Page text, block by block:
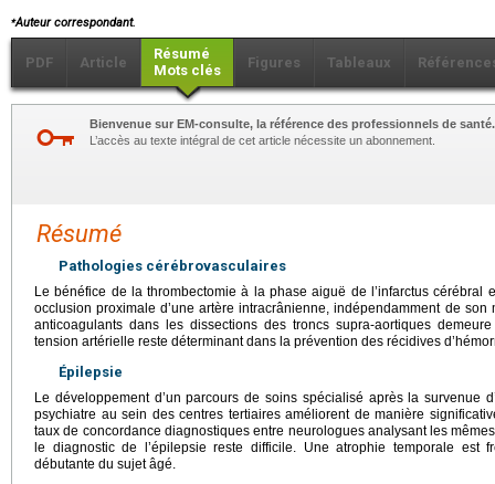
⁎Auteur correspondant.
PDF Article
Résumé
Mots clés
Figures Tableaux
Bienvenue sur EM-consulte, la référence des professionnels de santé.
L’accès au texte intégral de cet article nécessite un abonnement.
Résumé
Pathologies cérébrovasculaires
Le bénéfice de la thrombectomie à la phase aiguë de l’infarctus cérébral
occlusion proximale d’une artère intracrânienne, indépendamment de son
anticoagulants dans les dissections des troncs supra-aortiques
tension artérielle reste déterminant dans la prévention des récidives
Épilepsie
Le développement d’un parcours de soins spécialisé après la survenue
psychiatre au sein des centres tertiaires améliorent de manière
taux de concordance diagnostiques entre neurologues analysant les
le diagnostic de l’épilepsie reste difficile. Une atrophie temporale est
débutante du sujet âgé.